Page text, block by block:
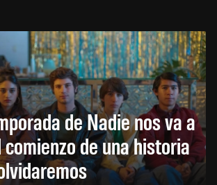
de Nadie nos va a
de una historia